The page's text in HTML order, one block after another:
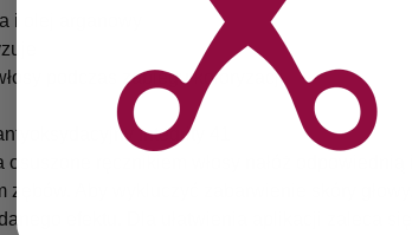
i olej arganowy
podczas zabiegu koloryzacji
Integrity 41
osuszone ręcznikiem włosy nałóż
zębów. Aby wykluczyć zabarwienie skóry
efektu. Dla ułatwienia aplikacji zaleca